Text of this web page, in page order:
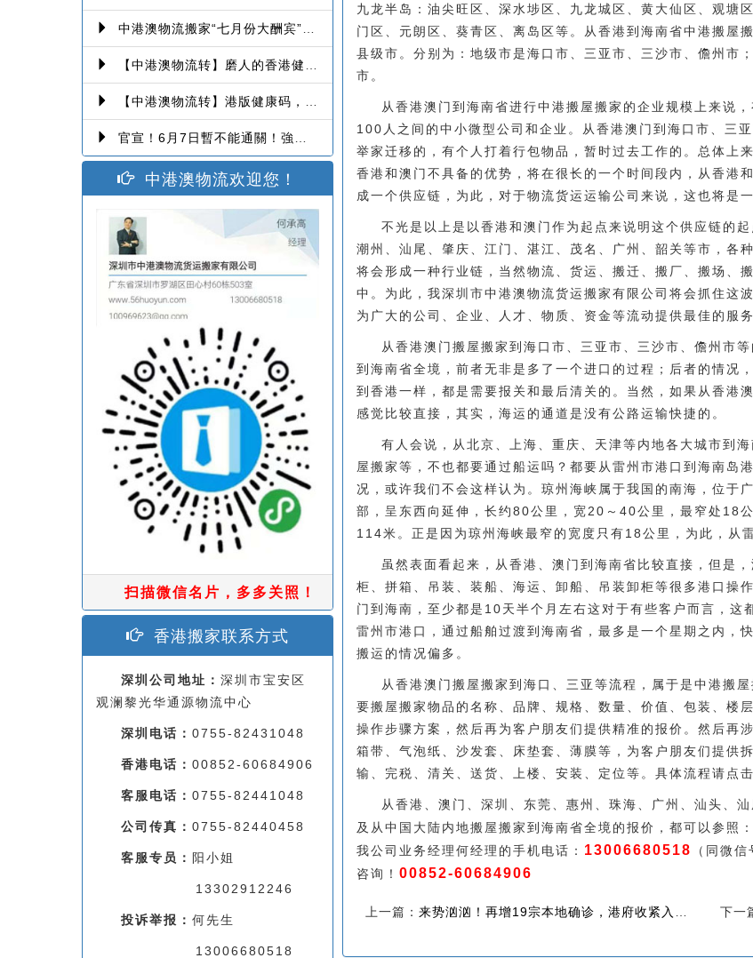
中港澳物流搬家“七月份大酬宾”-香港澳门往返深圳、珠海、中山、广州等中港澳搬屋搬家
【中港澳物流转】磨人的香港健康码！消息再反转：或下周一启用！
【中港澳物流转】港版健康码，14间获认可检测机构确定！
官宣！6月7日暫不能通關！強制檢疫措施再延1個月！【香港到深圳搬屋搬家又要延长了】
中港澳物流欢迎您！
扫描微信名片，多多关照！
香港搬家联系方式
深圳公司地址： 深圳市宝安区
观澜黎光华通源物流中心
深圳电话： 0755-82431048
香港电话： 00852-60684906
客服电话： 0755-82441048
公司传真： 0755-82440458
客服专员： 阳小姐
13302912246
投诉举报： 何先生
13006680518
九龙半岛：油尖旺区、深水埗区、九龙城区、黄大仙区、观塘
门区、元朗区、葵青区、离岛区等。从香港到海南省中港搬屋
县级市。分别为：地级市是海口市、三亚市、三沙市、儋州市
市。
从香港澳门到海南省进行中港搬屋搬家的企业规模上来说
100人之间的中小微型公司和企业。从香港澳门到海口市、三
举家迁移的，有个人打着行包物品，暂时过去工作的。总体上
香港和澳门不具备的优势，将在很长的一个时间段内，从香港
成一个供应链，为此，对于物流货运运输公司来说，这也将是
不光是以上是以香港和澳门作为起点来说明这个供应链的
潮州、汕尾、肇庆、江门、湛江、茂名、广州、韶关等市，各
将会形成一种行业链，当然物流、货运、搬迁、搬厂、搬场、
中。为此，我深圳市中港澳物流货运搬家有限公司将会抓住这
为广大的公司、企业、人才、物质、资金等流动提供最佳的服务
从香港澳门搬屋搬家到海口市、三亚市、三沙市、儋州市
到海南省全境，前者无非是多了一个进口的过程；后者的情况
到香港一样，都是需要报关和最后清关的。当然，如果从香港
感觉比较直接，其实，海运的通道是没有公路运输快捷的。
有人会说，从北京、上海、重庆、天津等内地各大城市到
屋搬家等，不也都要通过船运吗？都要从雷州市港口到海南岛
况，或许我们不会这样认为。琼州海峡属于我国的南海，位于
部，呈东西向延伸，长约80公里，宽20～40公里，最窄处18
114米。正是因为琼州海峡最窄的宽度只有18公里，为此，从
虽然表面看起来，从香港、澳门到海南省比较直接，但是
柜、拼箱、吊装、装船、海运、卸船、吊装卸柜等很多港口操
门到海南，至少都是10天半个月左右这对于有些客户而言，这
雷州市港口，通过船舶过渡到海南省，最多是一个星期之内，
搬运的情况偏多。
从香港澳门搬屋搬家到海口、三亚等流程，属于是中港搬
要搬屋搬家物品的名称、品牌、规格、数量、价值、包装、楼
操作步骤方案，然后再为客户朋友们提供精准的报价。然后再
箱带、气泡纸、沙发套、床垫套、薄膜等，为客户朋友们提供
输、完税、清关、送货、上楼、安装、定位等。具体流程请点击
从香港、澳门、深圳、东莞、惠州、珠海、广州、汕头、
及从中国大陆内地搬屋搬家到海南省全境的报价，都可以参照：
我公司业务经理何经理的手机电话： 13006680518 （同微
咨询！ 00852-60684906
上一篇： 来势汹汹！再增19宗本地确诊，港府收紧入境政策…健康码悬了！ 下一